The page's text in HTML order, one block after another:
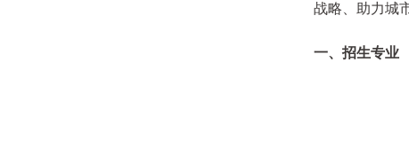
战略、助力城
一、招生专业